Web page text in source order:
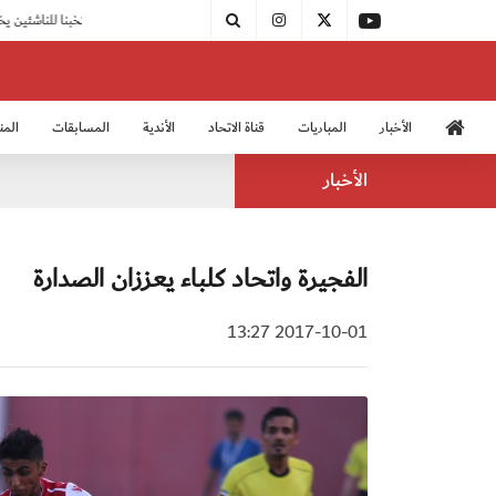
الأخبار المباريات قناة الاتحاد الأندية المسابقات
الأخبار
الفجيرة واتحاد كلباء يعززان الصدارة
2017-10-01 13:27